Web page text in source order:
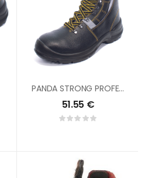
PANDA STRONG PROFESSIONAL TIGROTTO S3 CI SRC
51.55 €